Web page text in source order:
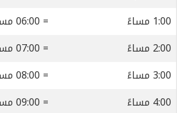
1:00 مساءً
= 06:00 مساءً
2:00 مساءً
= 07:00 مساءً
3:00 مساءً
= 08:00 مساءً
4:00 مساءً
= 09:00 مساءً